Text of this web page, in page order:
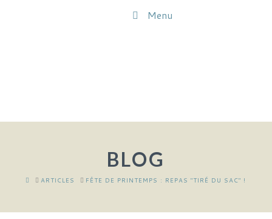
Menu
BLOG
HOME
ARTICLES FÊTE DE PRINTEMPS : REPAS "TIRÉ DU SAC" !